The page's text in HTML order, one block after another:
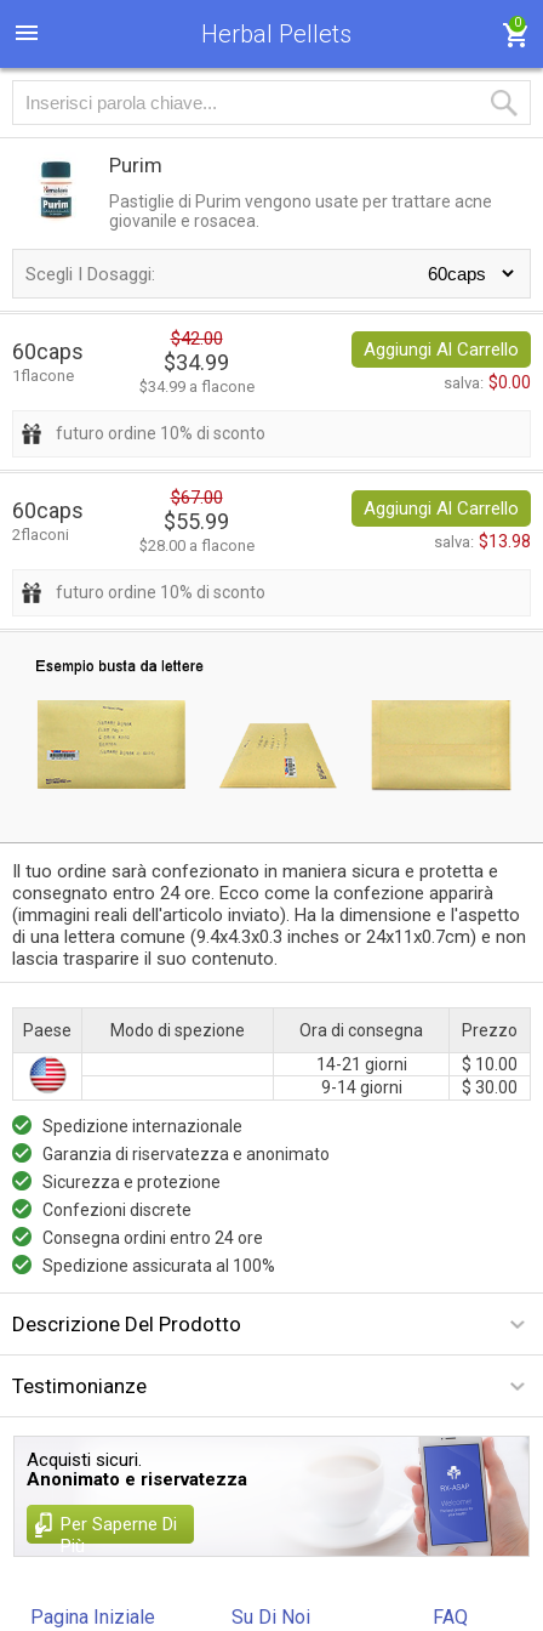
Herbal Pellets 0
Purim
Pastiglie di Purim vengono usate per trattare acne
giovanile e rosacea.
Scegli I Dosaggi:
60caps
1flacone
$42.00
$34.99
$34.99 a flacone
Aggiungi Al Carrello
salva: $0.00
futuro ordine 10% di sconto
60caps
2flaconi
$67.00
$55.99
$28.00 a flacone
Aggiungi Al Carrello
salva: $13.98
futuro ordine 10% di sconto
Il tuo ordine sarà confezionato in maniera sicura e protetta e
consegnato entro 24 ore. Ecco come la confezione apparirà
(immagini reali dell'articolo inviato). Ha la dimensione e l'aspetto
di una lettera comune (9.4x4.3x0.3 inches or 24x11x0.7cm) e non
lascia trasparire il suo contenuto.
Paese Modo di spezione Ora di consegna
Prezzo
14-21 giorni
$ 10.00
9-14 giorni
$ 30.00
Spedizione internazionale
Garanzia di riservatezza e anonimato
Sicurezza e protezione
Confezioni discrete
Consegna ordini entro 24 ore
Spedizione assicurata al 100%
Descrizione Del Prodotto
Testimonianze
Acquisti sicuri.
Anonimato e riservatezza
Per Saperne Di
Più
Pagina Iniziale Su Di Noi FAQ